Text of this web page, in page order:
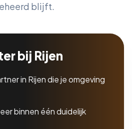
blijft.
bij Rijen
in Rijen die je omgeving
binnen één duidelijk